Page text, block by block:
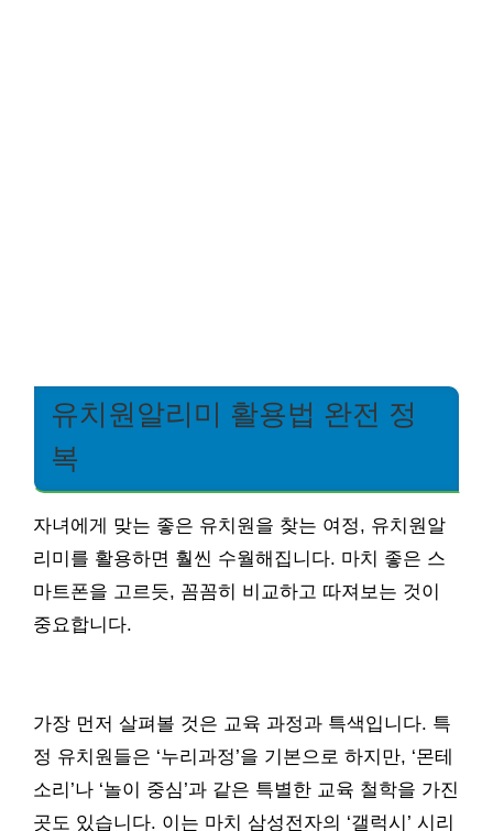
유치원알리미 활용법 완전 정
복
자녀에게 맞는 좋은 유치원을 찾는 여정, 유치원알
리미를 활용하면 훨씬 수월해집니다. 마치 좋은 스
마트폰을 고르듯, 꼼꼼히 비교하고 따져보는 것이
중요합니다.
가장 먼저 살펴볼 것은 교육 과정과 특색입니다. 특
정 유치원들은 ‘누리과정’을 기본으로 하지만, ‘몬테
소리’나 ‘놀이 중심’과 같은 특별한 교육 철학을 가진
곳도 있습니다. 이는 마치 삼성전자의 ‘갤럭시’ 시리